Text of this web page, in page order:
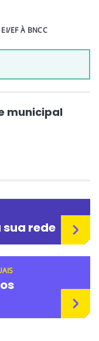
EF À BNCC
municipal
rede